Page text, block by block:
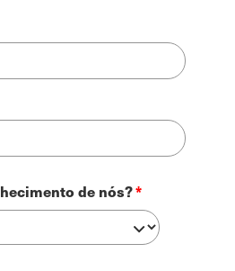
de nós?